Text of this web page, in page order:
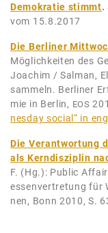
Demo­kra­tie stimmt.
vom 15.8.2017
Die Ber­li­ner
Mög­lich­kei­ten des
Joa­chim / Sal­man,
sam­meln. Ber­li­ner
mie in Ber­lin, EOS
nes­day social“ in
Die Ver­ant­wor­tung
als Kern­dis­zi­plin
F. (Hg.): Public
es­sen­ver­tre­tung für
nen, Bonn 2010, S.